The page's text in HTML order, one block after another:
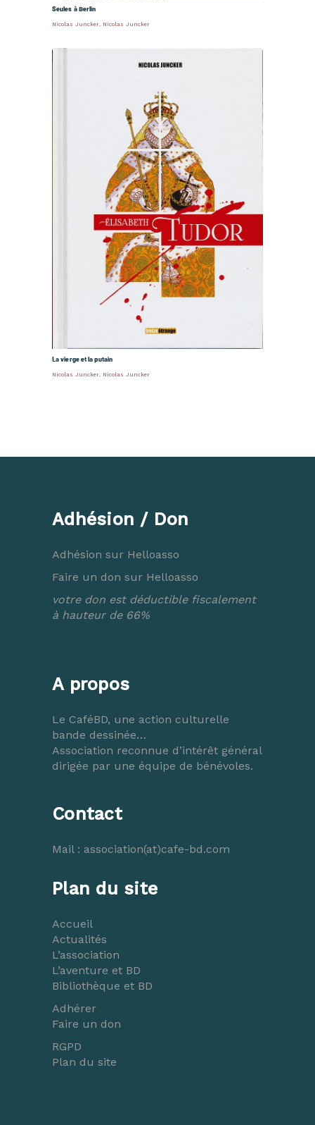
Seules à Berlin
Nicolas Juncker Nicolas Juncker
La vierge et la putain
Nicolas Juncker, Nicolas Juncker
Adhésion / Don
Adhésion sur Helloasso
Faire un don sur Helloasso
votre don est déductible fiscalement
à hauteur de 66%
A propos
Le CaféBD, une action culturelle
bande dessinée…
Association reconnue d’intérêt général
dirigée par une équipe de bénévoles.
Contact
Mail : association(at)cafe-bd.com
Plan du site
Accueil
Actualités
L’association
L’aventure et BD
Bibliothèque et BD
Adhérer
Faire un don
RGPD
Plan du site